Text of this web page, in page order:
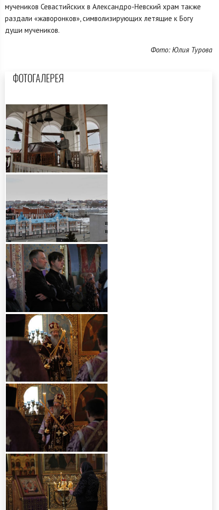
мучеников Севастийских в Александро-Невский храм также
раздали «жаворонков», символизирующих летящие к Богу
души мучеников.
Фото: Юлия Турова
ФОТОГАЛЕРЕЯ